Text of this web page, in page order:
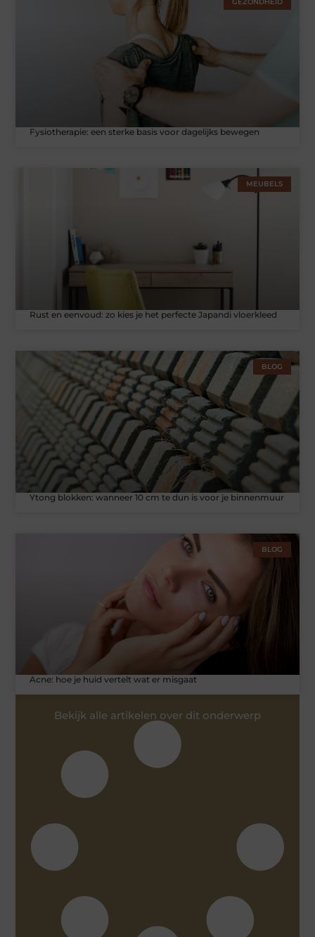
Fysiotherapie: een sterke basis voor dagelijks bewegen
MEUBELS
Rust en eenvoud: zo kies je het perfecte Japandi vloerkleed
BLOG
Ytong blokken: wanneer 10 cm te dun is voor je binnenmuur
BLOG
Acne: hoe je huid vertelt wat er misgaat
Bekijk alle artikelen over dit onderwerp